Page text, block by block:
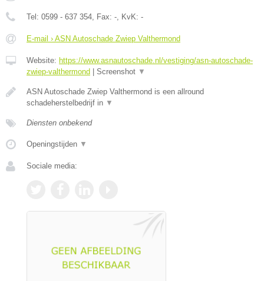
Tel: 0599 - 637 354, Fax: -, KvK: -
E-mail › ASN Autoschade Zwiep Valthermond
Website: https://www.asnautoschade.nl/vestiging/asn-autoschade-
zwiep-valthermond
Screenshot ▼
ASN Autoschade Zwiep Valthermond is een allround
schadeherstelbedrijf in ▼
Diensten onbekend
Openingstijden ▼
Sociale media: